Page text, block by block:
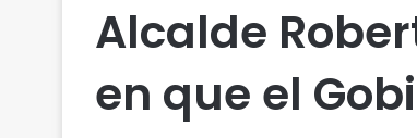
Alcalde
en que el